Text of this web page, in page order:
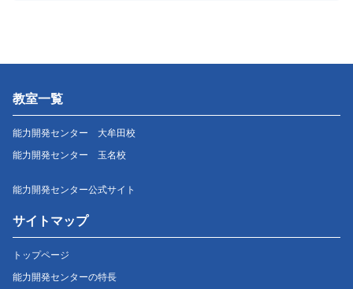
教室一覧
能力開発センター 大牟田校
能力開発センター 玉名校
能力開発センター公式サイト
サイトマップ
トップページ
能力開発センターの特長